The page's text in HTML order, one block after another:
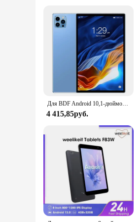
Для BDF Android 10,1-дюймовый планшетный ПК Google Play Octa Core Двойная камера Двойная SIM-камера 3G Телефонный звонок Планшеты Bluetooth Wi-Fi 4 ГБ + 64 ГБ
4 415,85руб.